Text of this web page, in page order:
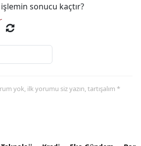
sonucu kaçtır?
yok, ilk yorumu siz yazın, tartışalım *